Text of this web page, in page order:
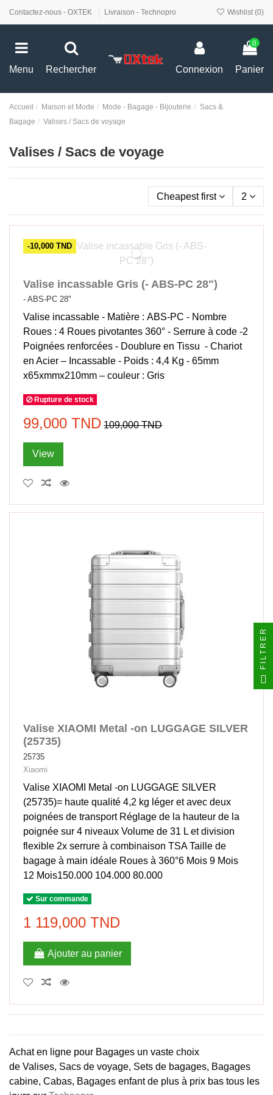
Contactez-nous - OXTEK Livraison - Technopro Wishlist (0)
Menu Rechercher Connexion
0
Panier
Accueil Maison et Mode Mode - Bagage - Bijouterie
Sacs &
Bagage
Valises / Sacs de voyage
Valises / Sacs de voyage
Cheapest first 2
-10,000 TND
Valise incassable Gris (- ABS-PC 28")
- ABS-PC 28"
Valise incassable - Matière : ABS-PC - Nombre
Roues : 4 Roues pivotantes 360° - Serrure à code -2
Poignées renforcées - Doublure en Tissu - Chariot
en Acier – Incassable - Poids : 4,4 Kg - 65mm
x65xmmx210mm – couleur : Gris
Rupture de stock
99,000 TND 109,000 TND
View
Valise XIAOMI Metal -on LUGGAGE SILVER
(25735)
25735
Xiaomi
Valise XIAOMI Metal -on LUGGAGE SILVER
(25735)= haute qualité 4,2 kg léger et avec deux
poignées de transport Réglage de la hauteur de la
poignée sur 4 niveaux Volume de 31 L et division
flexible 2x serrure à combinaison TSA Taille de
bagage à main idéale Roues à 360°6 Mois 9 Mois
12 Mois150.000 104.000 80.000
Sur commande
1 119,000 TND
Ajouter au panier
Achat en ligne pour Bagages un vaste choix
de Valises, Sacs de voyage, Sets de bagages, Bagages
cabine, Cabas, Bagages enfant de plus à prix bas tous les
FILTRER